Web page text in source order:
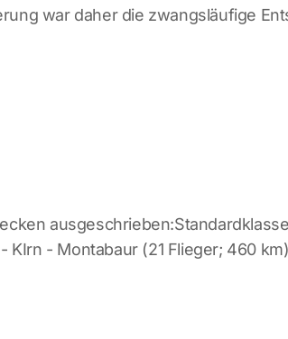
war daher die zwangsläufige
- Montabaur (21 Flieger; 460